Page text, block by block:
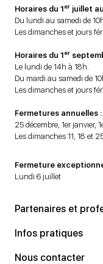
Horaires du 1er juillet
Du lundi au samedi de
Les dimanches et jours
Horaires du 1er
Le lundi de 14h à 18h.
Du mardi au samedi de
Les dimanches et jours
Fermetures annuelles :
25 décembre, 1er janvier,
Les dimanches 11, 18 et
Fermeture
Lundi 6 juillet
Partenaires et
Infos pratiques
Nous contacter